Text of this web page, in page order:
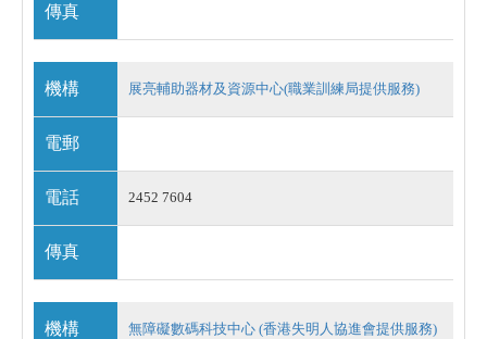
傳真
機構 展亮輔助器材及資源中心(職業訓練局提供服務)
電郵
電話 2452 7604
傳真
機構 無障礙數碼科技中心 (香港失明人協進會提供服務)